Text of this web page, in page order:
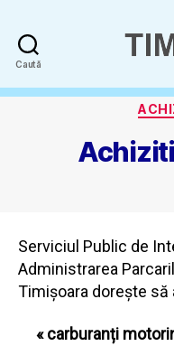
Caută
Serviciul Public de
Administrarea
Timișoara doreşte să
« carburanți